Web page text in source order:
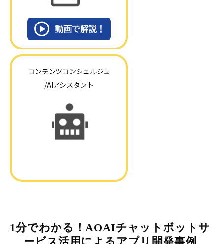
コンテンツコンシェルジュ
/AIアシスタント
1分でわかる！AOAIチャットボットサ
ービス活用によるアプリ開発事例